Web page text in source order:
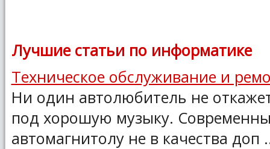
Лучшие статьи по информатике
Техническое обслуживание и
Ни один автолюбитель не
под хорошую музыку.
автомагнитолу не в качества доп